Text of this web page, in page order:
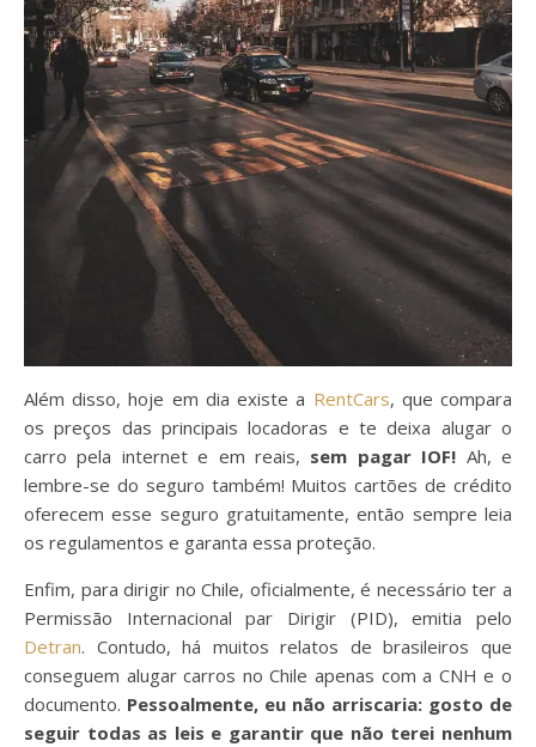
Além disso, hoje em dia existe a RentCars, que compara
os preços das principais locadoras e te deixa alugar o
carro pela internet e em reais, sem pagar IOF! Ah, e
lembre-se do seguro também! Muitos cartões de crédito
oferecem esse seguro gratuitamente, então sempre leia
os regulamentos e garanta essa proteção.
Enfim, para dirigir no Chile, oficialmente, é necessário ter a
Permissão Internacional par Dirigir (PID), emitia pelo
Detran. Contudo, há muitos relatos de brasileiros que
conseguem alugar carros no Chile apenas com a CNH e o
documento. Pessoalmente, eu não arriscaria: gosto de
seguir todas as leis e garantir que não terei nenhum